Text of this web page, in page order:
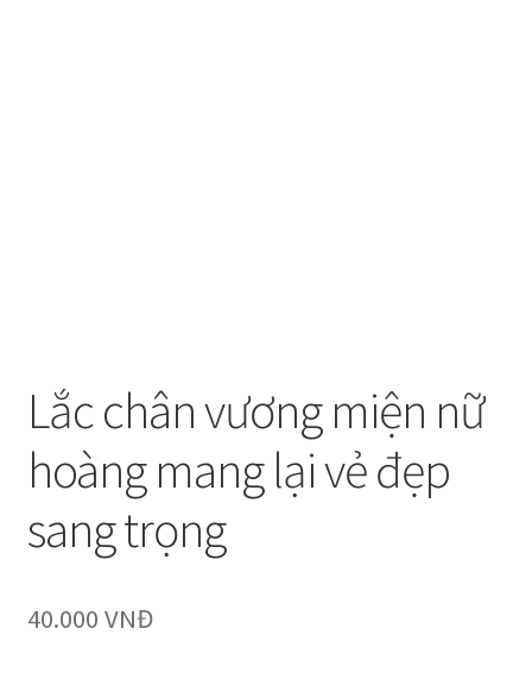
Lắc chân vương miện nữ
hoàng mang lại vẻ đẹp
sang trọng
40.000 VNĐ